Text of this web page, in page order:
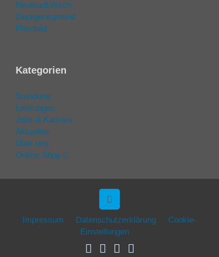
Neustadt/Aisch
Georgensgmünd
Pleinfeld
Kategorien
Standorte
Leistungen
Jobs & Karriere
Aktuelles
Über uns
Online-Shop
Impressum Datenschutzerklärung
Cookie-
Einstellungen